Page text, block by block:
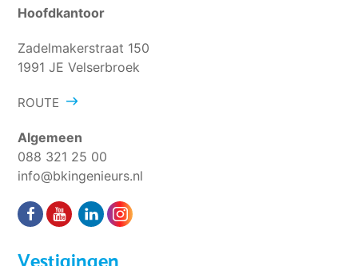
Hoofdkantoor
Zadelmakerstraat 150
1991 JE Velserbroek
ROUTE
Algemeen
088 321 25 00
info@bkingenieurs.nl
Vestigingen